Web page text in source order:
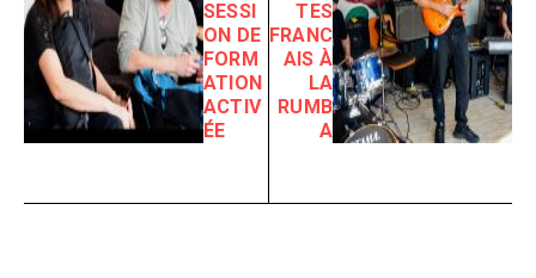
SESSI
ON DE
FORM
ATION
ACTIV
ÉE
TES
FRANC
AIS À
LA
RUMB
A